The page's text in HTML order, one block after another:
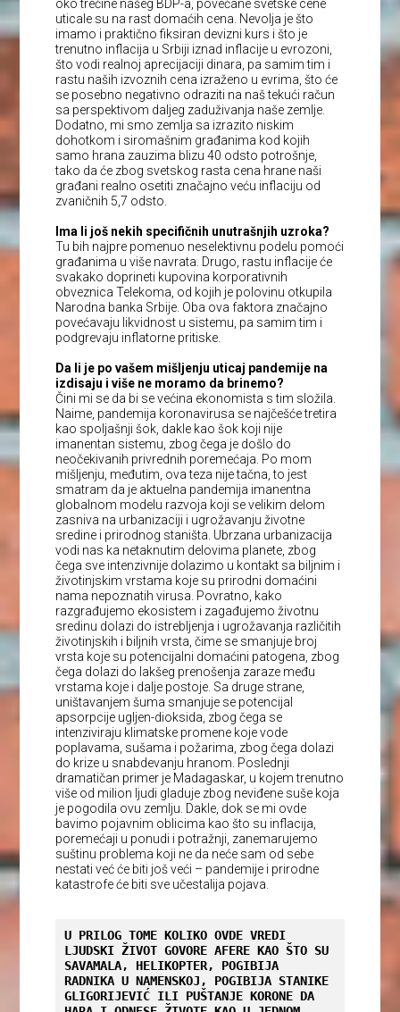
oko trećine našeg BDP-a, povećane svetske cene
uticale su na rast domaćih cena. Nevolja je što
imamo i praktično fiksiran devizni kurs i što je
trenutno inflacija u Srbiji iznad inflacije u evrozoni,
što vodi realnoj aprecijaciji dinara, pa samim tim i
rastu naših izvoznih cena izraženo u evrima, što će
se posebno negativno odraziti na naš tekući račun
sa perspektivom daljeg zaduživanja naše zemlje.
Dodatno, mi smo zemlja sa izrazito niskim
dohotkom i siromašnim građanima kod kojih
samo hrana zauzima blizu 40 odsto potrošnje,
tako da će zbog svetskog rasta cena hrane naši
građani realno osetiti značajno veću inflaciju od
zvaničnih 5,7 odsto.
Ima li još nekih specifičnih unutrašnjih uzroka?
Tu bih najpre pomenuo neselektivnu podelu pomoći
građanima u više navrata. Drugo, rastu inflacije će
svakako doprineti kupovina korporativnih
obveznica Telekoma, od kojih je polovinu otkupila
Narodna banka Srbije. Oba ova faktora značajno
povećavaju likvidnost u sistemu, pa samim tim i
podgrevaju inflatorne pritiske.
Da li je po vašem mišljenju uticaj pandemije na
izdisaju i više ne moramo da brinemo?
Čini mi se da bi se većina ekonomista s tim složila.
Naime, pandemija koronavirusa se najčešće tretira
kao spoljašnji šok, dakle kao šok koji nije
imanentan sistemu, zbog čega je došlo do
neočekivanih privrednih poremećaja. Po mom
mišljenju, međutim, ova teza nije tačna, to jest
smatram da je aktuelna pandemija imanentna
globalnom modelu razvoja koji se velikim delom
zasniva na urbanizaciji i ugrožavanju životne
sredine i prirodnog staništa. Ubrzana urbanizacija
vodi nas ka netaknutim delovima planete, zbog
čega sve intenzivnije dolazimo u kontakt sa biljnim i
životinjskim vrstama koje su prirodni domaćini
nama nepoznatih virusa. Povratno, kako
razgrađujemo ekosistem i zagađujemo životnu
sredinu dolazi do istrebljenja i ugrožavanja različitih
životinjskih i biljnih vrsta, čime se smanjuje broj
vrsta koje su potencijalni domaćini patogena, zbog
čega dolazi do lakšeg prenošenja zaraze među
vrstama koje i dalje postoje. Sa druge strane,
uništavanjem šuma smanjuje se potencijal
apsorpcije ugljen-dioksida, zbog čega se
intenziviraju klimatske promene koje vode
poplavama, sušama i požarima, zbog čega dolazi
do krize u snabdevanju hranom. Poslednji
dramatičan primer je Madagaskar, u kojem trenutno
više od milion ljudi gladuje zbog neviđene suše koja
je pogodila ovu zemlju. Dakle, dok se mi ovde
bavimo pojavnim oblicima kao što su inflacija,
poremećaji u ponudi i potražnji, zanemarujemo
suštinu problema koji ne da neće sam od sebe
nestati već će biti još veći – pandemije i prirodne
katastrofe će biti sve učestalija pojava.
U PRILOG TOME KOLIKO OVDE VREDI
LJUDSKI ŽIVOT GOVORE AFERE KAO ŠTO SU
SAVAMALA, HELIKOPTER, POGIBIJA
RADNIKA U NAMENSKOJ, POGIBIJA STANIKE
GLIGORIJEVIĆ ILI PUŠTANJE KORONE DA